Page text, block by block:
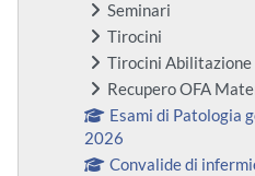
Seminari
Tirocini
Tirocini
Recupero OFA
Esami di Patologia
2026
Convalide di